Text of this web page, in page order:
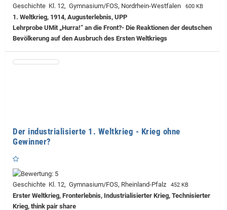
Geschichte Kl. 12, Gymnasium/FOS, Nordrhein-Westfalen 600 KB
1. Weltkrieg, 1914, Augusterlebnis, UPP
Lehrprobe UMit „Hurra!“ an die Front?- Die Reaktionen der deutschen
Bevölkerung auf den Ausbruch des Ersten Weltkriegs
Der industrialisierte 1. Weltkrieg - Krieg ohne
Gewinner?
Geschichte Kl. 12, Gymnasium/FOS, Rheinland-Pfalz 452 KB
Erster Weltkrieg, Fronterlebnis, Industrialisierter Krieg, Technisierter
Krieg, think pair share